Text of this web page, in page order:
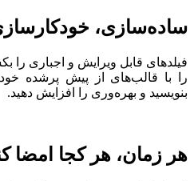
ساده‌سازی،
فیلدهای قابل ویرایش و اجباری را
را با قالب‌های از پیش پرشده
بنویسید و بهره‌وری را افزایش دهید.
هر زمان، هر کجا امضا